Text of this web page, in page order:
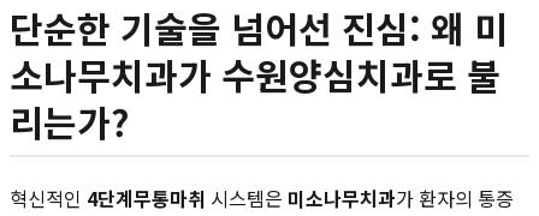
단순한 기술을 넘어선 진심: 왜 미
소나무치과가 수원양심치과로 불
리는가?
혁신적인 4단계무통마취 시스템은 미소나무치과가 환자의 통증